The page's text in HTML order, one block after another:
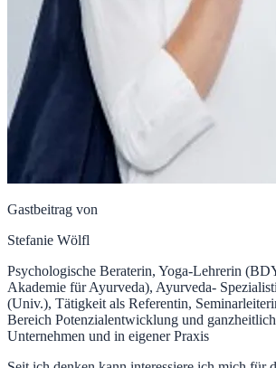
Gastbeitrag von
Stefanie Wölfl
Psychologische Beraterin, Yoga-Lehrerin
Akademie für Ayurveda), Ayurveda-
(Univ.), Tätigkeit als Referentin,
Bereich Potenzialentwicklung und
Unternehmen und in eigener Praxis